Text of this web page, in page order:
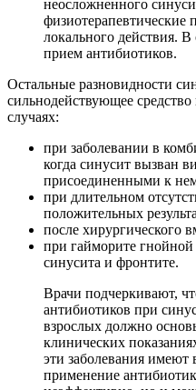
неосложненного
физиотерапевтические
локального действия. В
прием антибиотиков.
Остальные разновидности
сильнодействующее
случаях:
при заболевании в
когда синусит вызван
присоединенными к
при длительном
положительных
после хирургического
при гайморите
синусита и фронтите.
Врачи подчеркивают,
антибиотиков при
взрослых должно
клинических
эти заболевания
применение